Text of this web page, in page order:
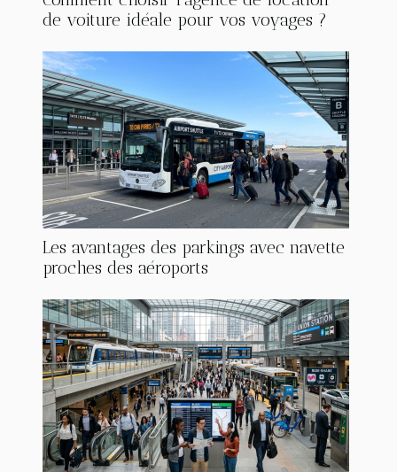
de voiture idéale pour vos voyages ?
Les avantages des parkings avec navette
proches des aéroports